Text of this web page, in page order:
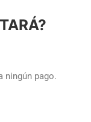
ningún pago.